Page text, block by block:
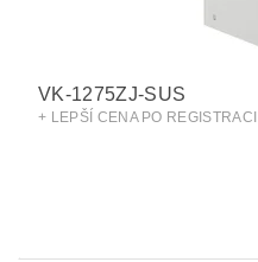
VK-1275ZJ-SUS
+ LEPŠÍ CENA PO REGISTRACI